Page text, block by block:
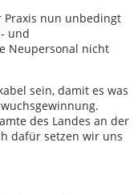
Praxis nun unbedingt
und
Neupersonal nicht
sein, damit es was
des Landes an der
dafür setzen wir uns